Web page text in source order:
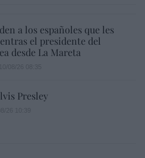
a los españoles que les
el presidente del
desde La Mareta
Presley